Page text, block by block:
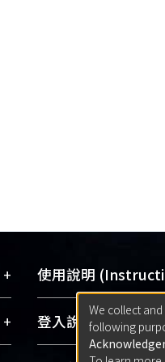
+
+
使用說明
網站簡介
使用手冊
登入說明 (Sign-in)
We collect
following